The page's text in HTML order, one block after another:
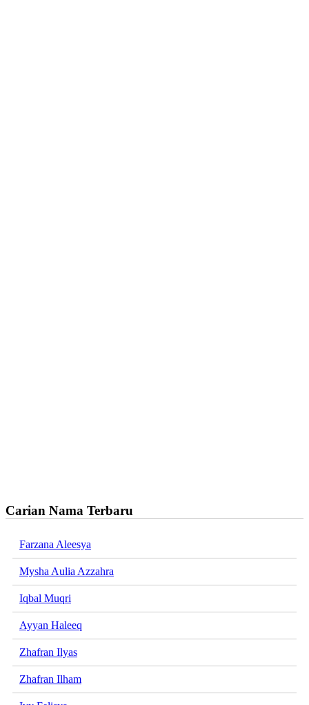
Carian Nama Terbaru
Farzana Aleesya
Mysha Aulia Azzahra
Iqbal Muqri
Ayyan Haleeq
Zhafran Ilyas
Zhafran Ilham